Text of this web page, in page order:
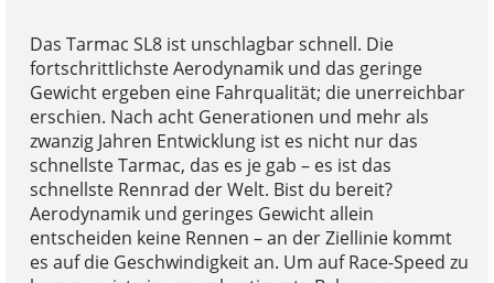
Das Tarmac SL8 ist unschlagbar schnell. Die
fortschrittlichste Aerodynamik und das geringe
Gewicht ergeben eine Fahrqualität; die unerreichbar
erschien. Nach acht Generationen und mehr als
zwanzig Jahren Entwicklung ist es nicht nur das
schnellste Tarmac, das es je gab – es ist das
schnellste Rennrad der Welt. Bist du bereit?
Aerodynamik und geringes Gewicht allein
entscheiden keine Rennen – an der Ziellinie kommt
es auf die Geschwindigkeit an. Um auf Race-Speed zu